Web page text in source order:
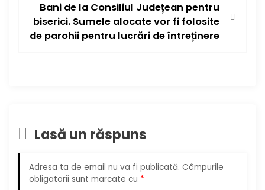
î
n
Bani de la Consiliul Județean pentru
biserici. Sumele alocate vor fi folosite
de parohii pentru lucrări de întreținere
Lasă un răspuns
Adresa ta de email nu va fi publicată. Câmpurile
obligatorii sunt marcate cu *